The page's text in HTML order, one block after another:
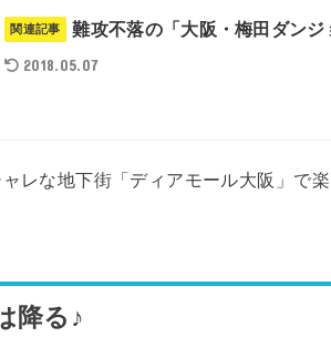
関連記事 難攻不落の「大阪・梅田ダンジ
2018.05.07
レな地下街「ディアモール大阪」で
降る♪